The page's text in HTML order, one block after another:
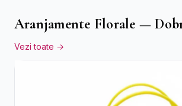
Aranjamente Florale —
Vezi toate →